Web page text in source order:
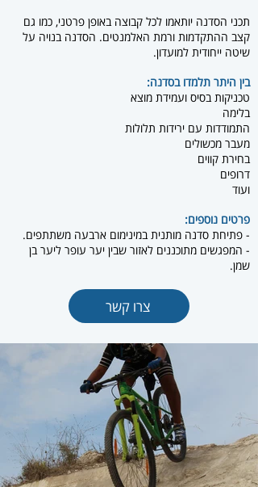
תכני הסדנה יותאמו לכל קבוצה באופן פרטני, כמו גם
קצב ההתקדמות ורמת האלמנטים. הסדנה בנויה על
שיטה ייחודית למועדון.
בין היתר תלמדו בסדנה:
טכניקות בסיס ועמידת מוצא
בלימה
התמודדות עם ירידות תלולות
מעבר מכשולים
בחירת קווים
דרופים
ועוד
פרטים נוספים:
- פתיחת סדנה מותנית במינימום ארבעה משתתפים.
- המפגשים מתוכננים לאזור שבין יער עופר ליער בן
שמן.
צרו קשר